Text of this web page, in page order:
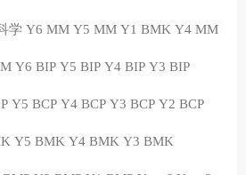
学 Y6 MM Y5 MM Y1 BMK Y4 MM
Y6 BIP Y5 BIP Y4 BIP Y3 BIP
Y5 BCP Y4 BCP Y3 BCP Y2 BCP
Y5 BMK Y4 BMK Y3 BMK